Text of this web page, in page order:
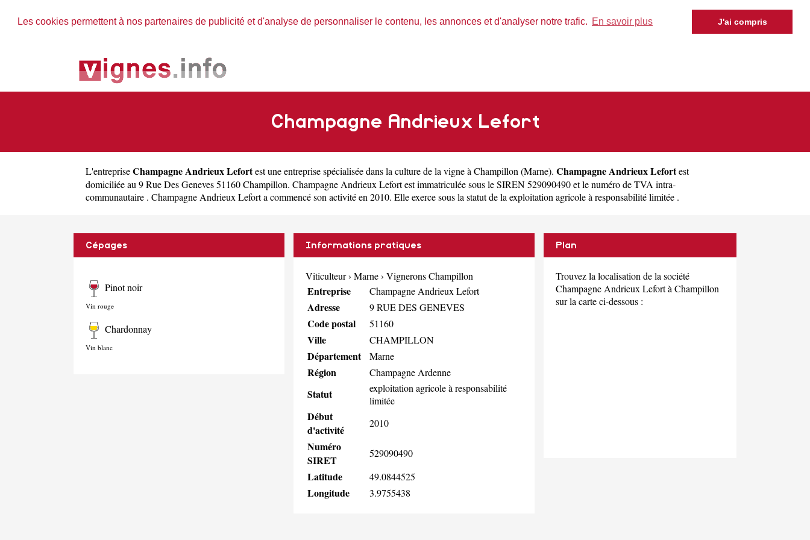
Les cookies permettent à nos partenaires de publicité et d'analyse de personnaliser le contenu, les annonces et d'analyser notre trafic. En savoir plus J'ai compris
Champagne Andrieux Lefort
L'entrepriseChampagne Andrieux Lefortest uneentreprise spécialisée dans la culture de la vigne à Champillon (Marne). Champagne Andrieux Lefortest
domiciliée au 9 Rue Des Geneves 51160 Champillon. Champagne Andrieux Lefort est immatriculée sous le SIREN 529090490 et le numéro de TVA intra-
communautaire . Champagne Andrieux Lefort a commencé son activité en 2010. Elle exerce sous la statut de la exploitation agricole à responsabilité limitée .
Cépages
Pinot noir
Vin rouge
Chardonnay
Vin blanc
Informations pratiques
Viticulteur› Marne› Vignerons Champillon
Entreprise Champagne Andrieux Lefort
Adresse 9 RUE DES GENEVES
Code postal 51160
Ville CHAMPILLON
Département Marne
Région Champagne Ardenne
Statut
exploitation agricole à responsabilité
limitée
Début
d'activité
2010
Numéro
SIRET
529090490
Latitude 49.0844525
Longitude 3.9755438
Plan
Trouvez la localisation de la société
Champagne Andrieux Lefort à Champillon
sur la carte ci-dessous :